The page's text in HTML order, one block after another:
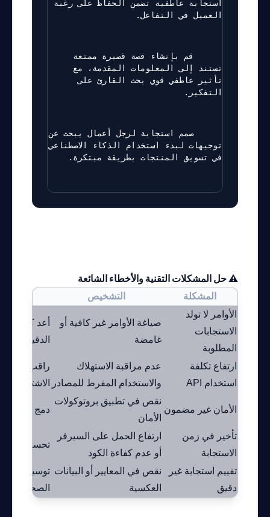
العميل في التفاعل.
تأثير عاطفي قوي يحث القارئ على
التفكير.
توجيهات لبدء استخدام الذكاء الاصطناعي
في تسويق المنتجات بطريقة مبتكرة.
⚠️ حل المشكلات التقنية والأخطاء الشائعة
المشكلة
التشخيص
الأوامر لا تولد
الاستجابات
المطلوبة
صياغة الأوامر غير كافية أو
غامضة
أعد كتابة
الدقيق
ارتفاع تكلفة
استخدام API
عدم مراقبة الاستهلاك
والاستخدام المفرط للمصادر
راقب
الاشتراك
الأمان غير مضمون
نقص في تطبيق بروتوكولات
الأمان
دمج حلول
تأخير في زمن
الاستجابة
ارتفاع الحمل على السيرفر
أو عدم كفاءة الكود
تحسين
تقييم استجابة غير
دقيق
نقص في المعايير أو البيانات
العكسية
توسيع معايير
الصحيحة